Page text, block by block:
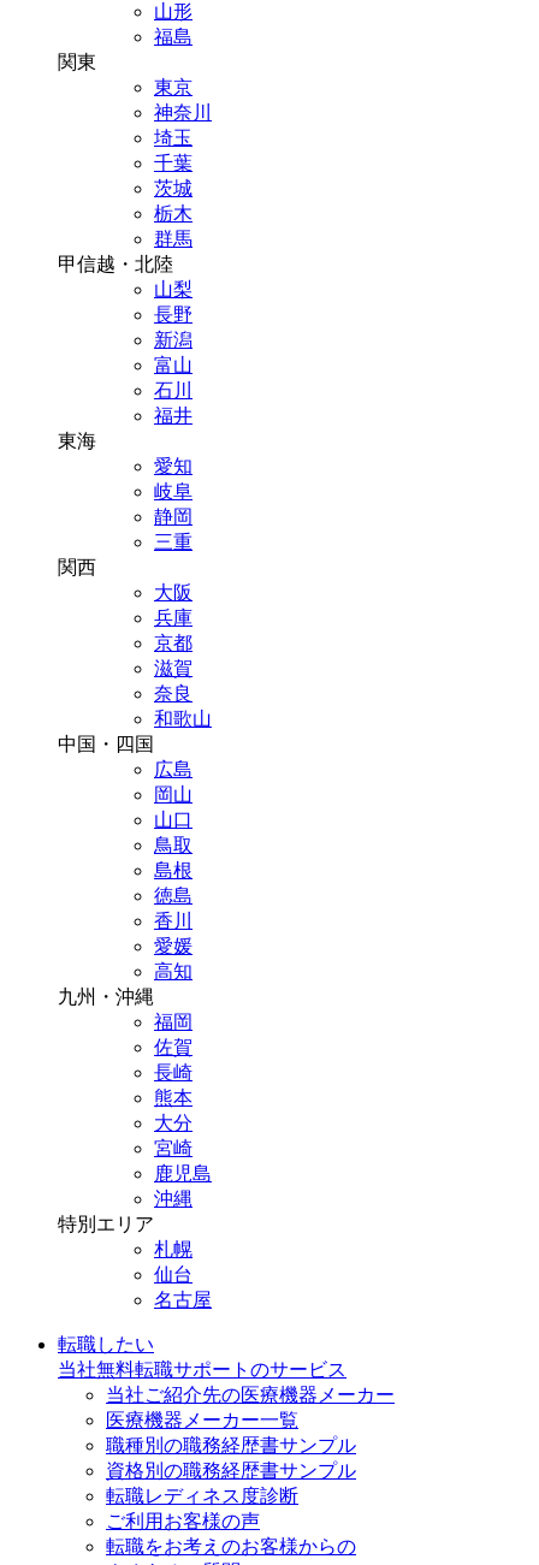
山形
福島
関東
東京
神奈川
埼玉
千葉
茨城
栃木
群馬
甲信越・北陸
山梨
長野
新潟
富山
石川
福井
東海
愛知
岐阜
静岡
三重
関西
大阪
兵庫
京都
滋賀
奈良
和歌山
中国・四国
広島
岡山
山口
鳥取
島根
徳島
香川
愛媛
高知
九州・沖縄
福岡
佐賀
長崎
熊本
大分
宮崎
鹿児島
沖縄
特別エリア
札幌
仙台
名古屋
転職したい
当社無料転職サポートのサービス
当社ご紹介先の医療機器メーカー
医療機器メーカー一覧
職種別の職務経歴書サンプル
資格別の職務経歴書サンプル
転職レディネス度診断
ご利用お客様の声
転職をお考えのお客様からの